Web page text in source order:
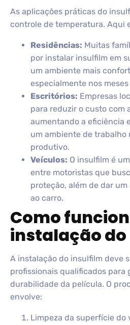
As aplicações práticas do
controle de temperatura. Aqui
Residências: Muitas
por instalar insulfilm em
um ambiente mais
especialmente nos
Escritórios: Empresas
para reduzir o custo com
aumentando a eficiência
um ambiente de trabalho
produtivo.
Veículos: O insulfilm é
entre motoristas que
proteção, além de dar
ao carro.
Como
instalação
A instalação do insulfilm deve
profissionais qualificados para
durabilidade da película. O
envolve:
Limpeza da superfície do